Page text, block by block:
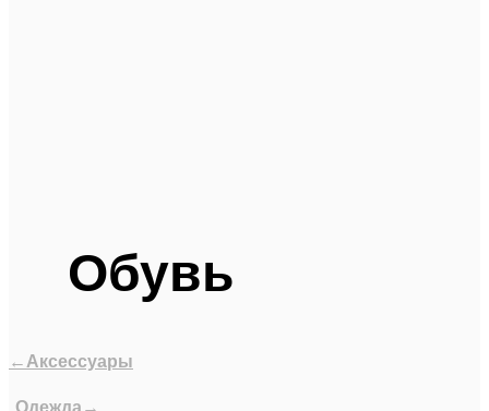
Обувь
←Аксессуары